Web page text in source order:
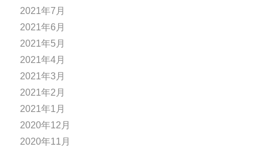
2021年7月
2021年6月
2021年5月
2021年4月
2021年3月
2021年2月
2021年1月
2020年12月
2020年11月